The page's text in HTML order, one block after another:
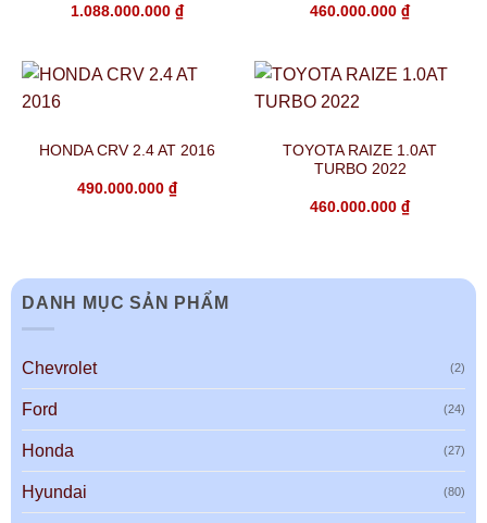
1.088.000.000 ₫ 460.000.000 ₫
HONDA CRV 2.4 AT 2016
490.000.000 ₫
TOYOTA RAIZE 1.0AT
TURBO 2022
460.000.000 ₫
DANH MỤC SẢN PHẨM
Chevrolet (2)
Ford (24)
Honda (27)
Hyundai (80)